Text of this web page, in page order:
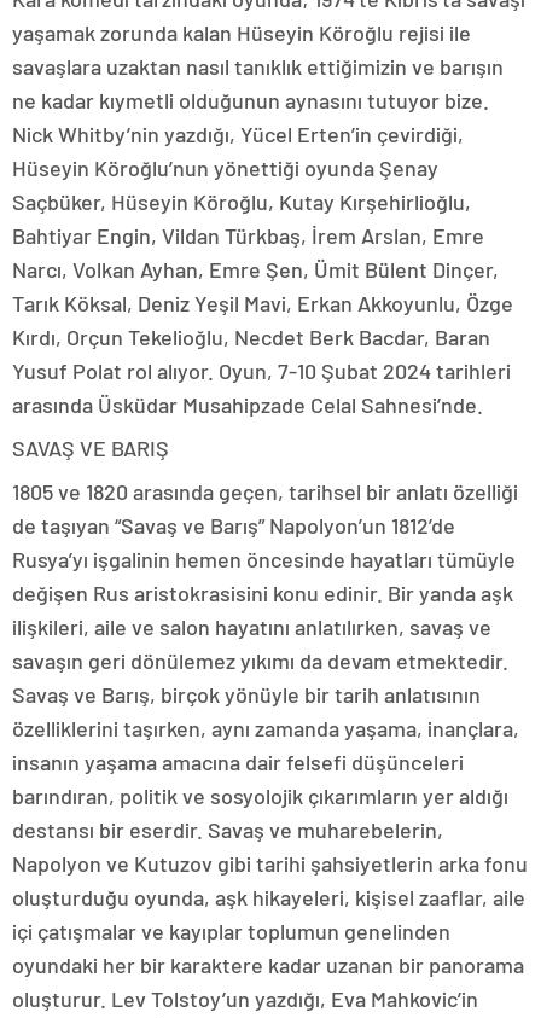
yaşamak zorunda kalan Hüseyin Köroğlu rejisi ile
savaşlara uzaktan nasıl tanıklık ettiğimizin ve barışın
ne kadar kıymetli olduğunun aynasını tutuyor bize.
Nick Whitby’nin yazdığı, Yücel Erten’in çevirdiği,
Hüseyin Köroğlu’nun yönettiği oyunda Şenay
Saçbüker, Hüseyin Köroğlu, Kutay Kırşehirlioğlu,
Bahtiyar Engin, Vildan Türkbaş, İrem Arslan, Emre
Narcı, Volkan Ayhan, Emre Şen, Ümit Bülent Dinçer,
Tarık Köksal, Deniz Yeşil Mavi, Erkan Akkoyunlu, Özge
Kırdı, Orçun Tekelioğlu, Necdet Berk Bacdar, Baran
Yusuf Polat rol alıyor. Oyun, 7-10 Şubat 2024 tarihleri
arasında Üsküdar Musahipzade Celal Sahnesi’nde.
SAVAŞ VE BARIŞ
1805 ve 1820 arasında geçen, tarihsel bir anlatı özelliği
de taşıyan “Savaş ve Barış” Napolyon’un 1812’de
Rusya’yı işgalinin hemen öncesinde hayatları tümüyle
değişen Rus aristokrasisini konu edinir. Bir yanda aşk
ilişkileri, aile ve salon hayatını anlatılırken, savaş ve
savaşın geri dönülemez yıkımı da devam etmektedir.
Savaş ve Barış, birçok yönüyle bir tarih anlatısının
özelliklerini taşırken, aynı zamanda yaşama, inançlara,
insanın yaşama amacına dair felsefi düşünceleri
barındıran, politik ve sosyolojik çıkarımların yer aldığı
destansı bir eserdir. Savaş ve muharebelerin,
Napolyon ve Kutuzov gibi tarihi şahsiyetlerin arka fonu
oluşturduğu oyunda, aşk hikayeleri, kişisel zaaflar, aile
içi çatışmalar ve kayıplar toplumun genelinden
oyundaki her bir karaktere kadar uzanan bir panorama
oluşturur. Lev Tolstoy’un yazdığı, Eva Mahkovic’in